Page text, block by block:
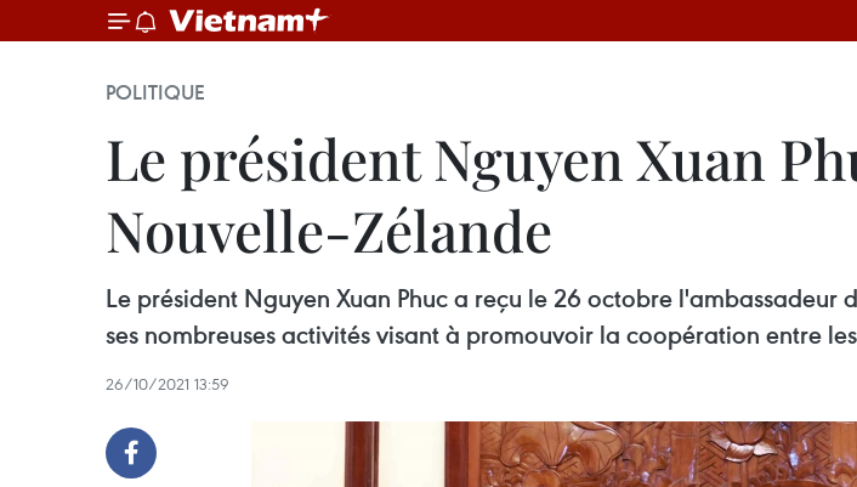
POLITIQUE
Le président Nguyen Xuan
Nouvelle-Zélande
Le président Nguyen Xuan Phuc a reçu le 26 octobre
ses nombreuses activités visant à promouvoir la coopération entre
26/10/2021 13:59